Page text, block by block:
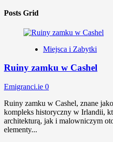
Posts Grid
Miejsca i Zabytki
Ruiny zamku w Cashel
Emigranci.ie 0
Ruiny zamku w Cashel, znane
kompleks historyczny w Irlandii,
architekturą, jak i malowniczym
elementy...